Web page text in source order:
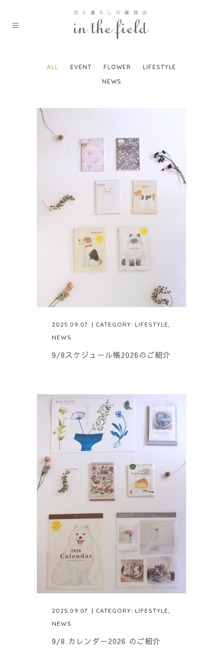
ALL EVENT FLOWER
LIFESTYLE
NEWS
2025.09.07 | CATEGORY: LIFESTYLE,
NEWS
9/8スケジュール帳2026のご紹介
2025.09.07 | CATEGORY: LIFESTYLE,
NEWS
9/8 カレンダー2026 のご紹介